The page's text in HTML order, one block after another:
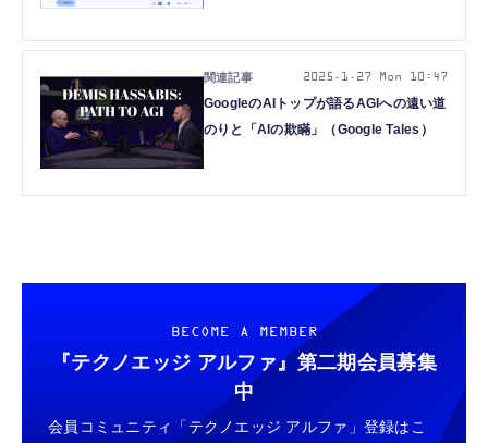
GoogleのAIトップが語るAGIへの遠い道
のりと「AIの欺瞞」（Google Tales）
2025.1.27 Mon 10:47
BECOME A MEMBER
『テクノエッジ アルファ』 第二期会員募集
中
会員コミュニティ「テクノエッジ アルファ」登録はこ